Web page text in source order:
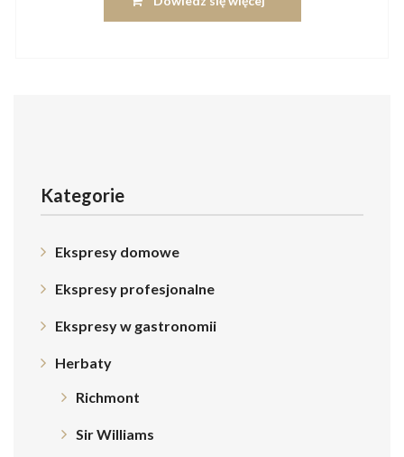
Kategorie
Ekspresy domowe
Ekspresy profesjonalne
Ekspresy w gastronomii
Herbaty
Richmont
Sir Williams